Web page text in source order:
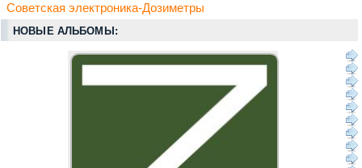
Советская электроника-Дозиметры
НОВЫЕ АЛЬБОМЫ: